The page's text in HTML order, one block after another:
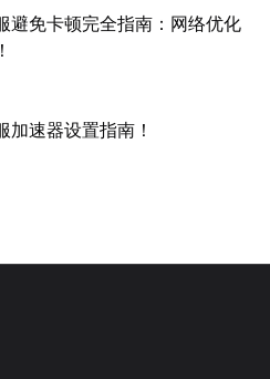
避免卡顿完全指南：网络优化
加速器设置指南！